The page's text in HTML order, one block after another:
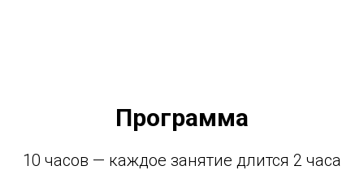
Программа
10 часов — каждое занятие длится 2 часа